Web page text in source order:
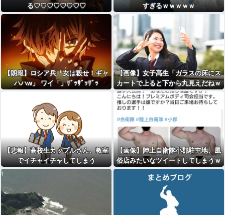
る♡♡♡♡♡♡♡♡
すぎるｗｗｗｗｗ
【朗報】ロシア兵「女は殺せ！ギャ
ハハw」 ワイ「」ｻﾞｯｻﾞｯｻﾞｯ
【画像】女子高生「ガラスの床にス
カートで上ると下から丸見えだねｗ
ｗｗｗｗｗｗｗｗ」ﾊﾟｼｬ……!!!
【悲報】高校生カップルさん、教室
でイチャイチャしてしまう
【画像】陸上自衛隊小郡駐屯地、風
俗店みたいなツイートしてしまうｗ
ｗｗｗｗｗｗｗｗ